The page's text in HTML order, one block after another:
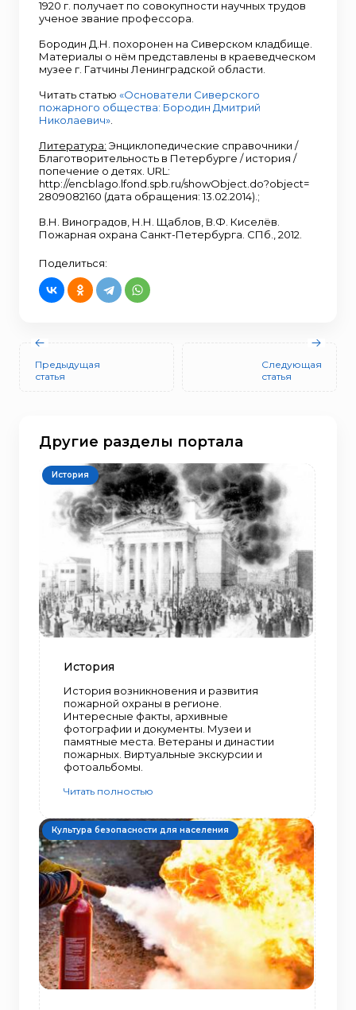
1920 г. получает по совокупности научных трудов
ученое звание профессора.
Бородин Д.Н. похоронен на Сиверском кладбище.
Материалы о нём представлены в краеведческом
музее г. Гатчины Ленинградской области.
Читать статью «Основатели Сиверского
пожарного общества: Бородин Дмитрий
Николаевич»
Литература: Энциклопедические справочники /
Благотворительность в Петербурге / история /
попечение о детях. URL:
http://encblago.lfond.spb.ru/showObject.do?object=
2809082160 (дата обращения: 13.02.2014).;
В.Н. Виноградов, Н.Н. Щаблов, В.Ф. Киселёв.
Пожарная охрана Санкт-Петербурга. СПб., 2012.
Поделиться:
Предыдущая
статья
Следующая
статья
Другие разделы портала
История
История
История возникновения и развития
пожарной охраны в регионе.
Интересные факты, архивные
фотографии и документы. Музеи и
памятные места. Ветераны и династии
пожарных. Виртуальные экскурсии и
фотоальбомы.
Читать полностью
Культура безопасности для населения